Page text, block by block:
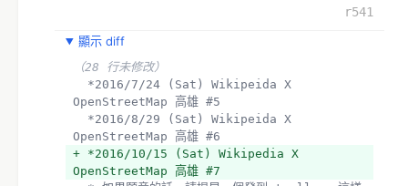
r541
顯示 diff
（28 行未修改）
OpenStreetMap 高雄 #5
OpenStreetMap 高雄 #6
+ *2016/10/15 (Sat) Wikipedia X
OpenStreetMap 高雄 #7